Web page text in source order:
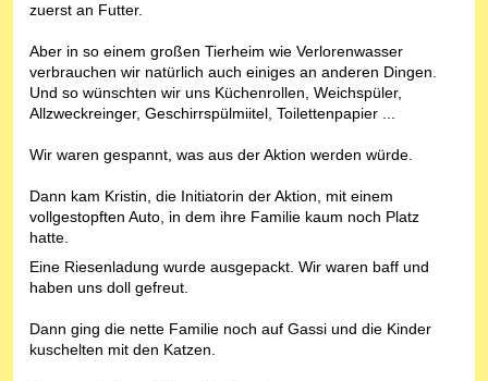
zuerst an Futter.
Aber in so einem großen Tierheim wie Verlorenwasser
verbrauchen wir natürlich auch einiges an anderen Dingen.
Und so wünschten wir uns Küchenrollen, Weichspüler,
Allzweckreinger, Geschirrspülmiitel, Toilettenpapier ...
Wir waren gespannt, was aus der Aktion werden würde.
Dann kam Kristin, die Initiatorin der Aktion, mit einem
vollgestopften Auto, in dem ihre Familie kaum noch Platz
hatte.
Eine Riesenladung wurde ausgepackt. Wir waren baff und
haben uns doll gefreut.
Dann ging die nette Familie noch auf Gassi und die Kinder
kuschelten mit den Katzen.